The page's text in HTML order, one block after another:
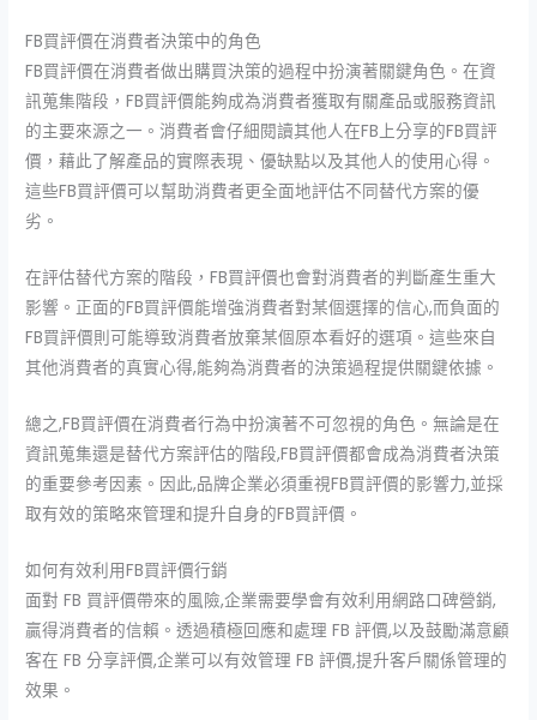
FB買評價在消費者決策中的角色
FB買評價在消費者做出購買決策的過程中扮演著關鍵角色。在資
訊蒐集階段，FB買評價能夠成為消費者獲取有關產品或服務資訊
的主要來源之一。消費者會仔細閱讀其他人在FB上分享的FB買評
價，藉此了解產品的實際表現、優缺點以及其他人的使用心得。
這些FB買評價可以幫助消費者更全面地評估不同替代方案的優
劣。
在評估替代方案的階段，FB買評價也會對消費者的判斷產生重大
影響。正面的FB買評價能增強消費者對某個選擇的信心,而負面的
FB買評價則可能導致消費者放棄某個原本看好的選項。這些來自
其他消費者的真實心得,能夠為消費者的決策過程提供關鍵依據。
總之,FB買評價在消費者行為中扮演著不可忽視的角色。無論是在
資訊蒐集還是替代方案評估的階段,FB買評價都會成為消費者決策
的重要參考因素。因此,品牌企業必須重視FB買評價的影響力,並採
取有效的策略來管理和提升自身的FB買評價。
如何有效利用FB買評價行銷
面對 FB 買評價帶來的風險,企業需要學會有效利用網路口碑營銷,
贏得消費者的信賴。透過積極回應和處理 FB 評價,以及鼓勵滿意顧
客在 FB 分享評價,企業可以有效管理 FB 評價,提升客戶關係管理的
效果。